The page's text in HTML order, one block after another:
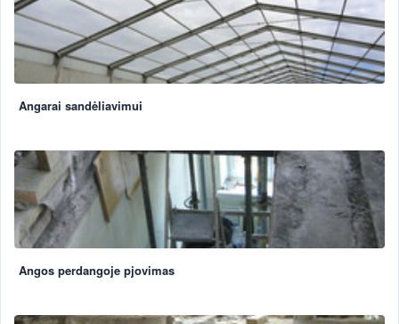
Angarai sandėliavimui
Angos perdangoje pjovimas